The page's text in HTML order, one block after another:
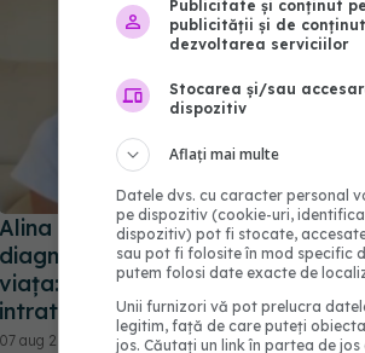
Alina Pușcău dezvăluie
diagnosticul care i-a schimbat
viața: Am cancer la sân. Am
intrat în metastază
07 aug 2026, 12:39
Publicitate și conținut
publicității și de
dezvoltarea serviciilor
Stocarea și/sau
dispozitiv
Aflați mai multe
Datele dvs. cu caracter personal
pe dispozitiv (cookie-uri,
dispozitiv) pot fi stocate,
sau pot fi folosite în mod specific
putem folosi date exacte de
Unii furnizori vă pot prelucra
legitim, față de care puteți
jos. Căutați un link în partea de